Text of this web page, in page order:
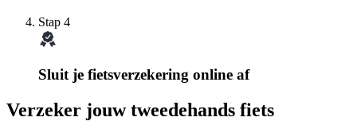
Stap 4
Sluit je fietsverzekering online af
Verzeker jouw tweedehands fiets